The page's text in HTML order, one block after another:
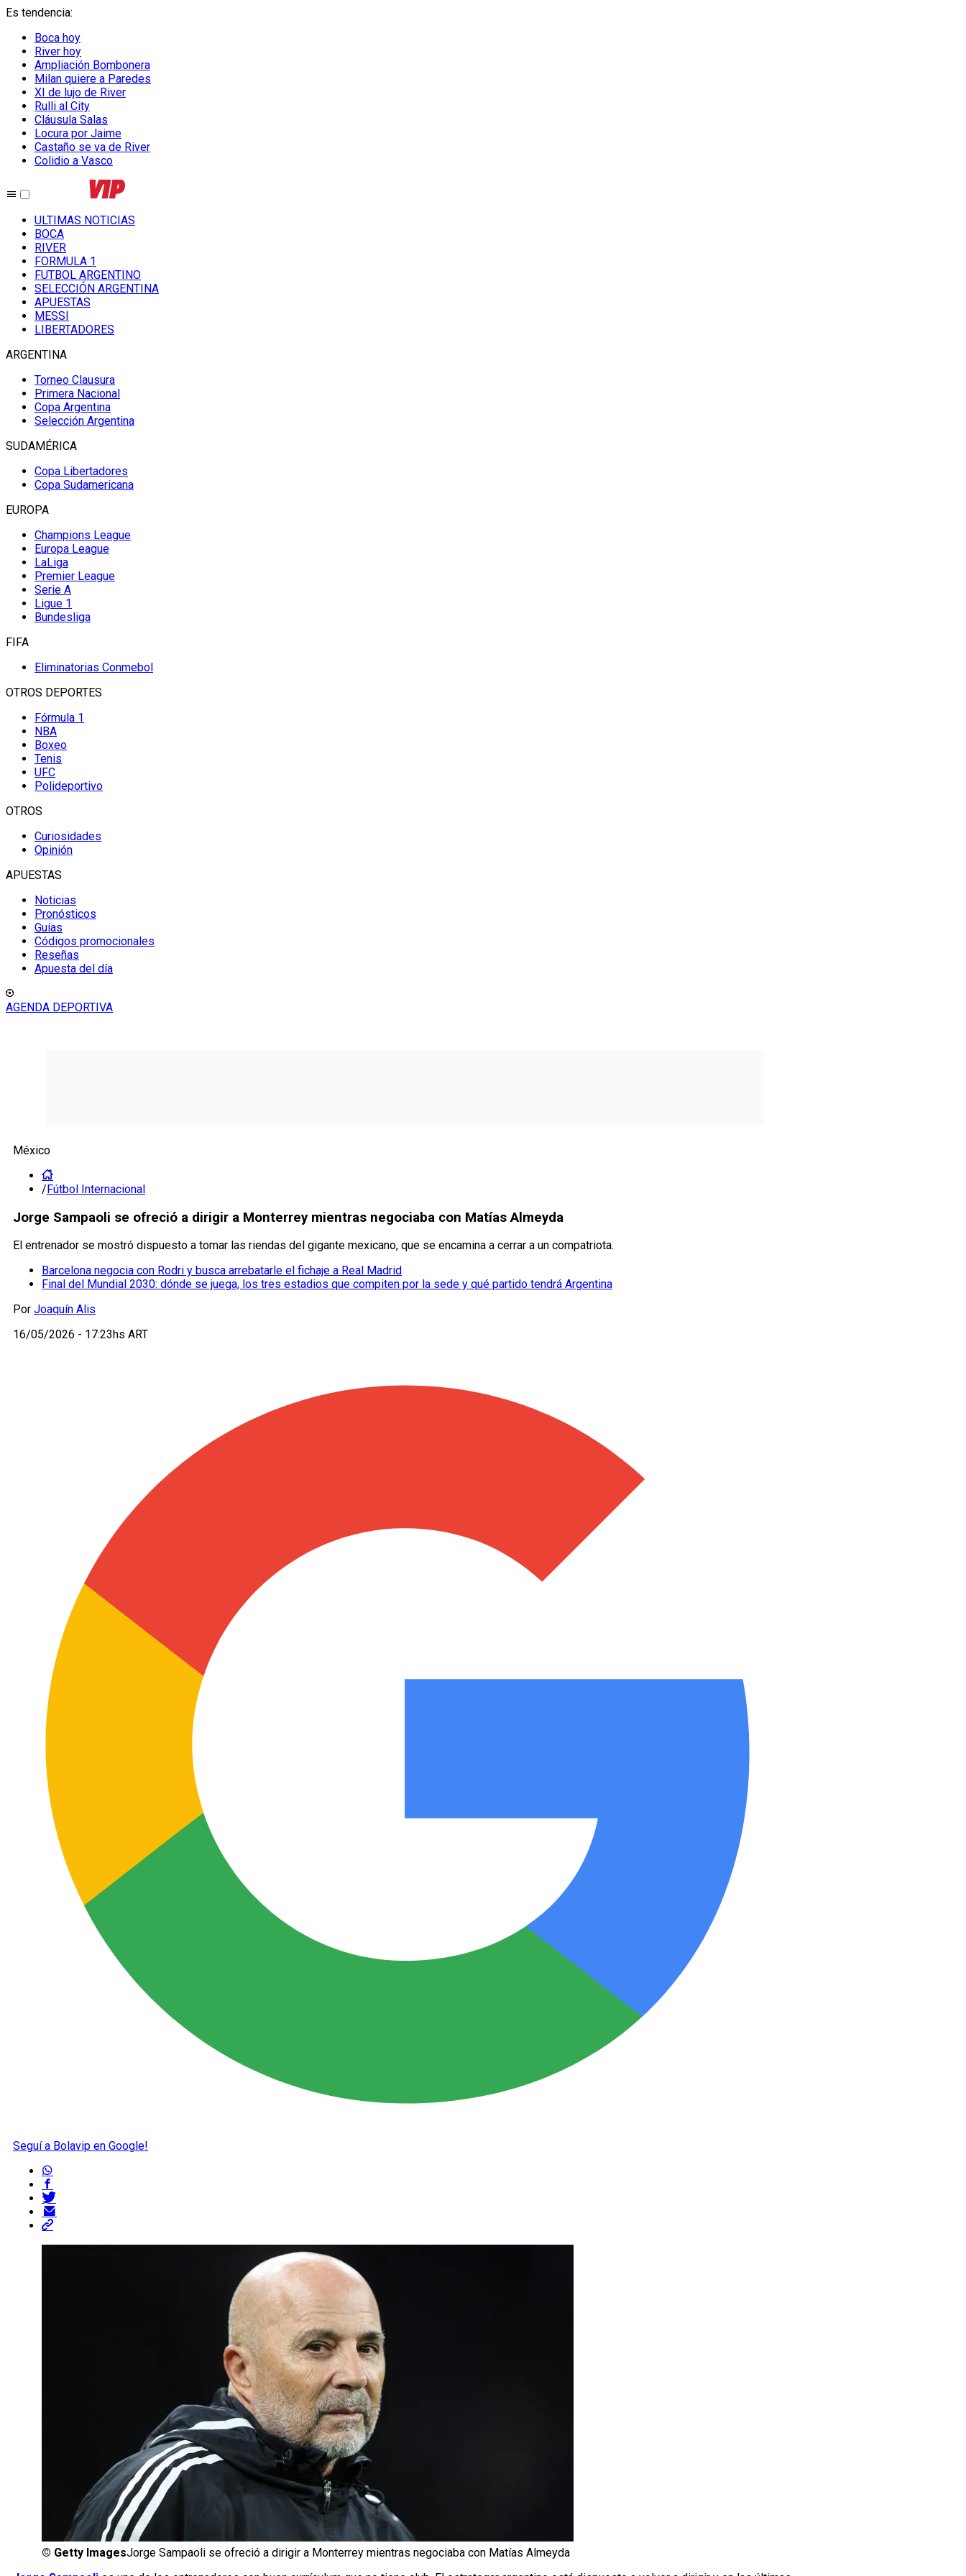
Es tendencia:
Boca hoy
River hoy
Ampliación Bombonera
Milan quiere a Paredes
XI de lujo de River
Rulli al City
Cláusula Salas
Locura por Jaime
Castaño se va de River
Colidio a Vasco
ULTIMAS NOTICIAS
BOCA
RIVER
FORMULA 1
FUTBOL ARGENTINO
SELECCIÓN ARGENTINA
APUESTAS
MESSI
LIBERTADORES
ARGENTINA
Torneo Clausura
Primera Nacional
Copa Argentina
Selección Argentina
SUDAMÉRICA
Copa Libertadores
Copa Sudamericana
EUROPA
Champions League
Europa League
LaLiga
Premier League
Serie A
Ligue 1
Bundesliga
FIFA
Eliminatorias Conmebol
OTROS DEPORTES
Fórmula 1
NBA
Boxeo
Tenis
UFC
Polideportivo
OTROS
Curiosidades
Opinión
APUESTAS
Noticias
Pronósticos
Guías
Códigos promocionales
Reseñas
Apuesta del día
AGENDA DEPORTIVA
México
/Fútbol Internacional
Jorge Sampaoli se ofreció a dirigir a Monterrey mientras negociaba con Matías Almeyda
El entrenador se mostró dispuesto a tomar las riendas del gigante mexicano, que se encamina a cerrar a un compatriota.
Barcelona negocia con Rodri y busca arrebatarle el fichaje a Real Madrid
Final del Mundial 2030: dónde se juega, los tres estadios que compiten por la sede y qué partido tendrá Argentina
Por Joaquín Alis
16/05/2026 - 17:23hs ART
Seguí a Bolavip en Google!
© Getty ImagesJorge Sampaoli se ofreció a dirigir a Monterrey mientras negociaba con Matías Almeyda